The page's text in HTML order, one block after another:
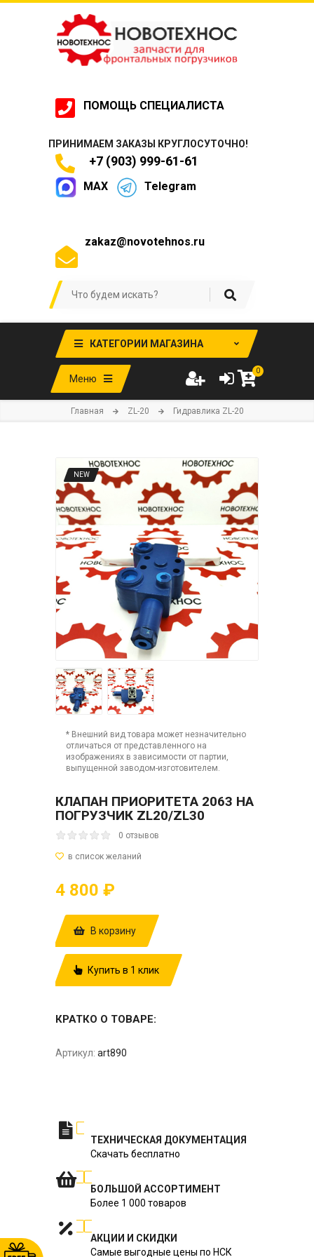
ПОМОЩЬ СПЕЦИАЛИСТА
ПРИНИМАЕМ ЗАКАЗЫ КРУГЛОСУТОЧНО!
+7 (903) 999-61-61
MAX Telegram
zakaz@novotehnos.ru
КАТЕГОРИИ МАГАЗИНА
Меню
0
Главная ZL-20 Гидравлика ZL-20
NEW
* Внешний вид товара может незначительно
отличаться от представленного на
изображениях в зависимости от партии,
выпущенной заводом-изготовителем.
КЛАПАН ПРИОРИТЕТА 2063 НА
ПОГРУЗЧИК ZL20/ZL30
0 отзывов
4 800 ₽
В корзину
Купить в 1 клик
КРАТКО О ТОВАРЕ:
Артикул: art890
ТЕХНИЧЕСКАЯ ДОКУМЕНТАЦИЯ
Скачать бесплатно
БОЛЬШОЙ АССОРТИМЕНТ
Более 1 000 товаров
АКЦИИ И СКИДКИ
Самые выгодные цены по НСК